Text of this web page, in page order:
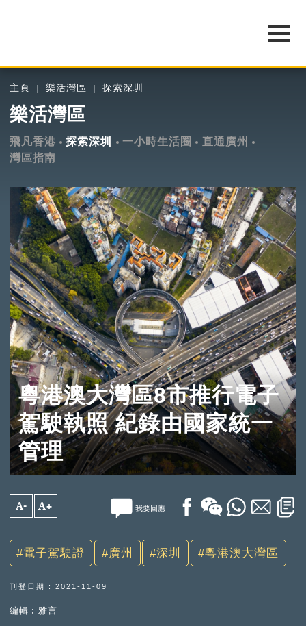
主頁 樂活灣區 探索深圳
樂活灣區
飛凡香港 探索深圳 一小時生活圈
直通廣州
灣區指南
粵港澳大灣區8市推行電子
駕駛執照 紀錄由國家統一
管理
A- A+ 我要回應
電子駕駛證 廣州 深圳 粵港澳大灣區
刊登日期 : 2021-11-09
編輯︰雅言